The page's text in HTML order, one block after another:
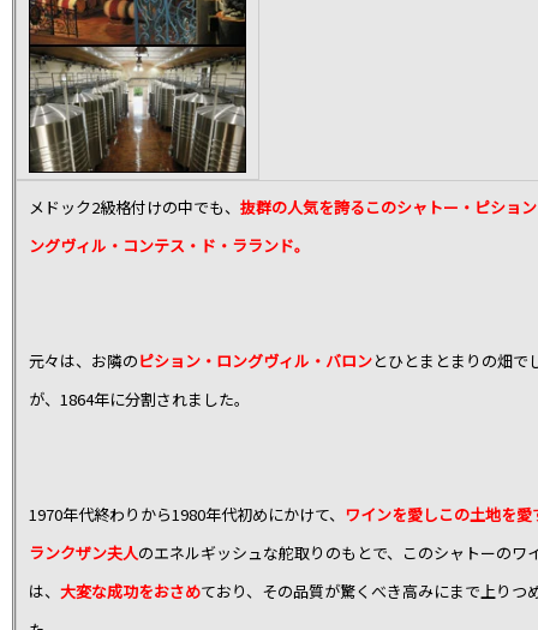
メドック2級格付けの中でも、 抜群の人気を誇るこのシャトー・ピショ
ングヴィル・コンテス・ド・ラランド。
元々は、お隣のピション・ロングヴィル・バロンとひとまとまりの畑で
が、1864年に分割されました。
1970年代終わりから1980年代初めにかけて、 ワインを愛しこの土地を愛
ランクザン夫人のエネルギッシュな舵取りのもとで、このシャトーのワ
は、 大変な成功をおさめており、その品質が驚くべき高みにまで上りつ